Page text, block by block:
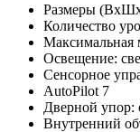
Размеры
Количество
Максимальная
Освещение:
Сенсорное
AutoPilot 7
Дверной упор:
Внутренний